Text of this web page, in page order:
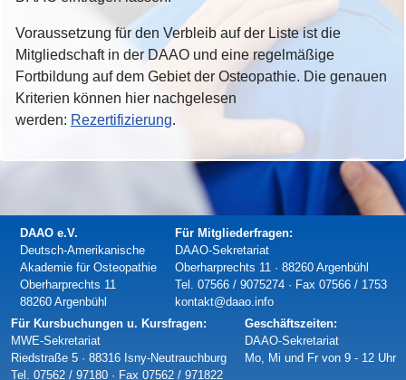
Voraussetzung für den Verbleib auf der Liste ist die
Mitgliedschaft in der DAAO und eine regelmäßige
Fortbildung auf dem Gebiet der Osteopathie. Die genauen
Kriterien können hier nachgelesen
werden: Rezertifizierung.
DAAO e.V.
Deutsch-Amerikanische
Akademie für Osteopathie
Oberharprechts 11
88260 Argenbühl
Für Mitgliederfragen:
DAAO-Sekretariat
Oberharprechts 11 · 88260 Argenbühl
Tel. 07566 / 9075274 · Fax 07566 / 1753
kontakt@daao.info
Für Kursbuchungen u. Kursfragen:
MWE-Sekretariat
Riedstraße 5 · 88316 Isny-Neutrauchburg
Tel. 07562 / 97180 · Fax 07562 / 971822
Geschäftszeiten:
DAAO-Sekretariat
Mo, Mi und Fr von 9 - 12 Uhr